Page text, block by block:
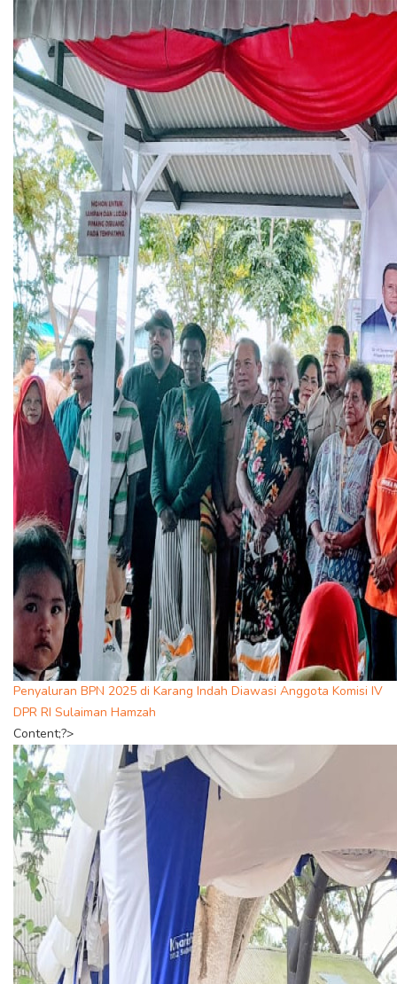
Penyaluran BPN 2025 di Karang Indah Diawasi Anggota Komisi IV
DPR RI Sulaiman Hamzah
Content;?>